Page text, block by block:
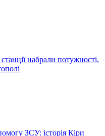
набрали потужності,
ЗСУ: історія Кіри